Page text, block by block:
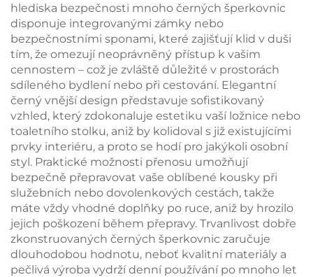
hlediska bezpečnosti mnoho černých šperkovnic
disponuje integrovanými zámky nebo
bezpečnostními sponami, které zajišťují klid v duši
tím, že omezují neoprávněný přístup k vašim
cennostem – což je zvláště důležité v prostorách
sdíleného bydlení nebo při cestování. Elegantní
černý vnější design představuje sofistikovaný
vzhled, který zdokonaluje estetiku vaší ložnice nebo
toaletního stolku, aniž by kolidoval s již existujícími
prvky interiéru, a proto se hodí pro jakýkoli osobní
styl. Praktické možnosti přenosu umožňují
bezpečně přepravovat vaše oblíbené kousky při
služebních nebo dovolenkových cestách, takže
máte vždy vhodné doplňky po ruce, aniž by hrozilo
jejich poškození během přepravy. Trvanlivost dobře
zkonstruovaných černých šperkovnic zaručuje
dlouhodobou hodnotu, neboť kvalitní materiály a
pečlivá výroba vydrží denní používání po mnoho let